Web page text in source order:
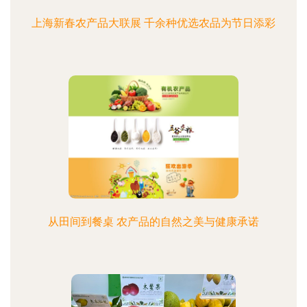
上海新春农产品大联展 千余种优选农品为节日添彩
从田间到餐桌 农产品的自然之美与健康承诺